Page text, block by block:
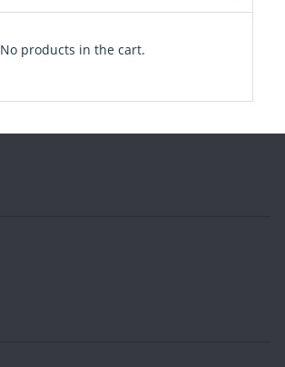
No products in the cart.